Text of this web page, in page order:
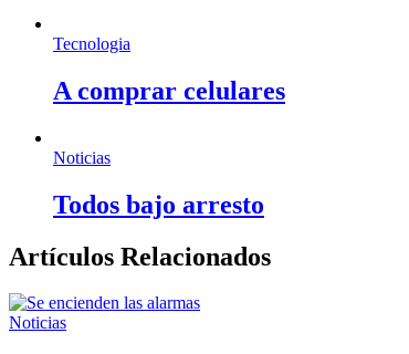
Tecnologia
A comprar celulares
Noticias
Todos bajo arresto
Artículos Relacionados
Noticias